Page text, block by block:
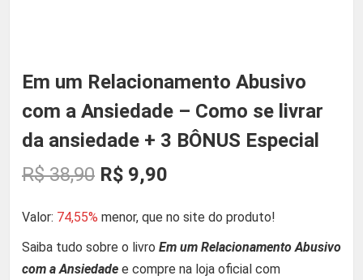
Em um Relacionamento Abusivo
com a Ansiedade – Como se livrar
da ansiedade + 3 BÔNUS Especial
R$38,90 O
p
r
R$ 9,90
p
r
Valor: 74,55% menor, que no site do produto!
Saiba tudo sobre o livro Em um Relacionamento Abusivo
com a Ansiedade e compre na loja oficial com